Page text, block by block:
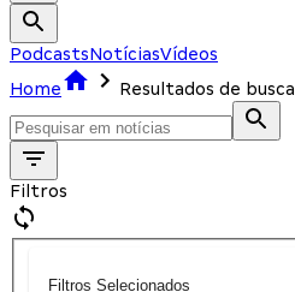
PodcastsNotíciasVídeos
Home
Resultados de busca
Filtros
Filtros Selecionados